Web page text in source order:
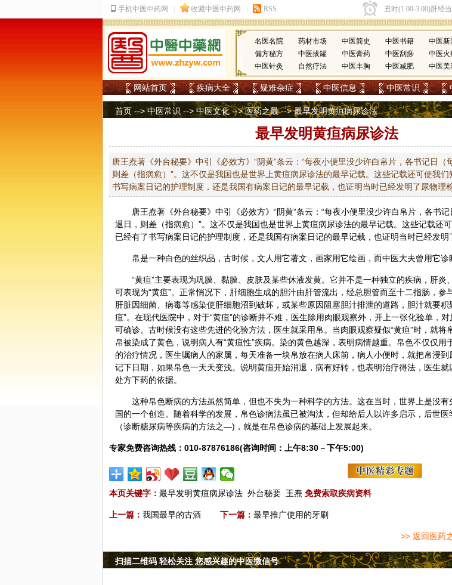
名医名院 药材市场 中医简史 中医书籍 中医新
偏方秘方
中医拔罐 中医膏药 中医刮痧 中医火
中医针灸
自然疗法 中医丰胸 中医减肥 中医美
网站首页 疾病大全 疑难杂症 中医信息 中医常识
首页 -->中医常识 -->中医文化-->医药之最--> 最早发明黄疸病尿诊法
最早发明黄疸病尿诊法
唐王焘著《外台秘要》中引《必效方》“阴黄”条云：“每夜小便里没少许白帛片，各书记日（
则差（指病愈）”。这不仅是我国也是世界上黄疸病尿诊法的最早记载。这些记载还可使我
书写病案日记的护理制度，还是我国有病案日记的最早记载，也证明当时已经发明了尿物理检
唐王焘著《外台秘要》中引《必效方》“阴黄”条云：“每夜小便里没少许白帛片，各书
退日，则差（指病愈）”。这不仅是我国也是世界上黄疸病尿诊法的最早记载。这些记载还
已经有了书写病案日记的护理制度，还是我国有病案日记的最早记载，也证明当时已经发明
帛是一种白色的丝织品，古时候，文人用它著文，画家用它绘画，而中医大夫曾用它诊
“黄疸”主要表现为巩膜、黏膜、皮肤及某些休液发黄。它并不是一种独立的疾病，肝炎
可表现为“黄疽”。正常悄况下，肝细胞生成的胆汁由肝管流出，经总胆管而至十二指肠，参
肝脏因细菌、病毒等感染使肝细胞沼到破坏，或某些原因阻塞胆汁排泄的道路，胆汁就要积
疸”。在现代医院中，对于“黄疸”的诊断并不难，医生除用肉眼观察外，开上一张化验单，
可确诊。古时候没有这些先进的化验方法，医生就采用帛。当肉眼观察疑似“黄疸”时，就将
帛被染成了黄色，说明病人有“黄疸性”疾病。染的黄色越深，表明病情越重。帛色不仅仅用
的治疗情况，医生嘱病人的家属，每天准备一块帛放在病人床前，病人小便时，就把帛浸到
记下日期，如果帛色一天天变浅。说明黄疸开始消退，病有好转，也表明治疗得法，医生就
处方下药的依据。
这种帛色断病的方法虽然简单，但也不失为一种科学的方法。这在当时，世界上是没
国的一个创造。随着科学的发展，帛色诊病法虽已被淘汰，但却给后人以许多启示，后世
（诊断糖尿病等疾病的方法之—)，就是在帛色诊病的基础上发展起来。
专家免费咨询热线：010-87876186(咨询时间：上午8:30－下午5:00)
本页关键字： 最早发明黄疸病尿诊法 外台秘要 王焘 免费索取疾病资料
上一篇： 我国最早的古酒 下一篇： 最早推广使用的牙刷
>> 返回医药
扫描二维码 轻松关注 您感兴趣的中医微信号